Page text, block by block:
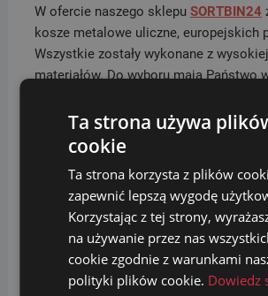
W ofercie naszego sklepu SORTBIN24
kosze metalowe uliczne, europejskich
Wszystkie zostały wykonane z
materiałów. Do wyboru mają Państwo
ściany, wolnostojące. Dzięki
mogą Państwo dobrać produkty idealne
na osiedlach, w parkach i innych
użyteczności publicznej, w których ceni
nowoczesny design.
Podobne produkty
Ta strona używa
cookie
Ta strona korzysta z plików
zapewnić lepszą wygodę
Korzystając z tej strony,
na używanie przez nas
cookie zgodnie z warunkami
polityki plików cookie. Dowiedz